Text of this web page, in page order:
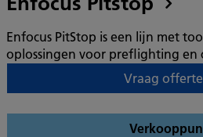
Enfocus PitStop is een lijn met
oplossingen voor preflighting en
Vraag